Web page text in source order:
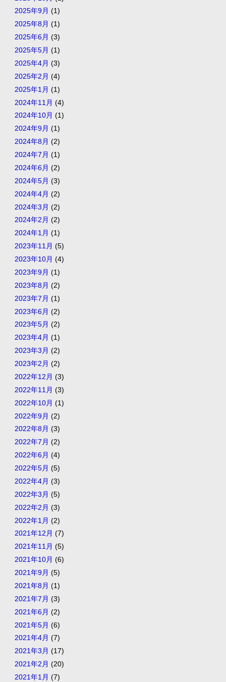
2025年9月 (1)
2025年8月 (1)
2025年6月 (3)
2025年5月 (1)
2025年4月 (3)
2025年2月 (4)
2025年1月 (1)
2024年11月 (4)
2024年10月 (1)
2024年9月 (1)
2024年8月 (2)
2024年7月 (1)
2024年6月 (2)
2024年5月 (3)
2024年4月 (2)
2024年3月 (2)
2024年2月 (2)
2024年1月 (1)
2023年11月 (5)
2023年10月 (4)
2023年9月 (1)
2023年8月 (2)
2023年7月 (1)
2023年6月 (2)
2023年5月 (2)
2023年4月 (1)
2023年3月 (2)
2023年2月 (2)
2022年12月 (3)
2022年11月 (3)
2022年10月 (1)
2022年9月 (2)
2022年8月 (3)
2022年7月 (2)
2022年6月 (4)
2022年5月 (5)
2022年4月 (3)
2022年3月 (5)
2022年2月 (3)
2022年1月 (2)
2021年12月 (7)
2021年11月 (5)
2021年10月 (6)
2021年9月 (5)
2021年8月 (1)
2021年7月 (3)
2021年6月 (2)
2021年5月 (6)
2021年4月 (7)
2021年3月 (17)
2021年2月 (20)
2021年1月 (7)